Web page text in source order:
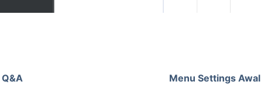
Menu Settings Awal